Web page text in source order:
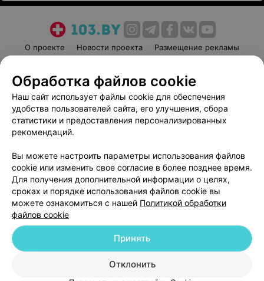
О проекте Новости проекта
Размещение рекламы
Пользовательское соглашение
Способы оплаты
Вакансии
Партнеры
Написать руководителю 103.by
Обработка персональных данных
© 2026 ООО «Артокс Лаб», УНП 191700409
| 220012, Республика Беларусь,
Служба поддержки +375 291212755
Обработка файлов cookie
Наш сайт использует файлы cookie для обеспечения
удобства пользователей сайта, его улучшения, сбора
статистики и предоставления персонализированных
рекомендаций.
Вы можете настроить параметры использования файлов
cookie или изменить свое согласие в более позднее время.
Для получения дополнительной информации о целях,
сроках и порядке использования файлов cookie вы
можете ознакомиться с нашей Политикой обработки
файлов cookie
Отклонить
Принять